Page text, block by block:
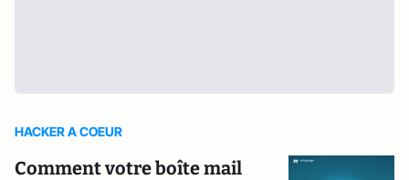
HACKER A COEUR
Comment votre boîte mail